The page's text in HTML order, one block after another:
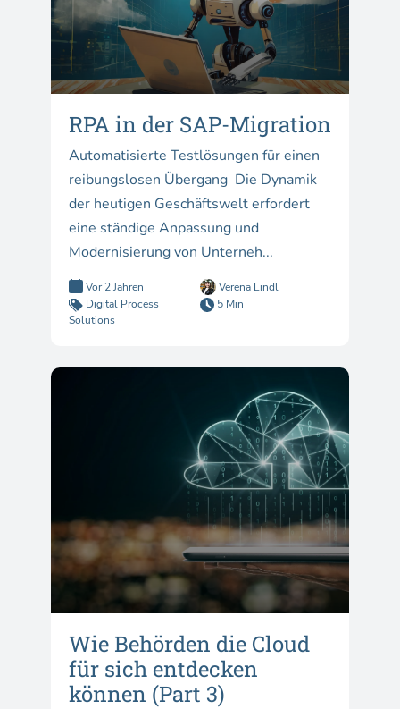
RPA in der SAP-Migration
Automatisierte Testlösungen für einen
reibungslosen Übergang Die Dynamik
der heutigen Geschäftswelt erfordert
eine ständige Anpassung und
Modernisierung von Unterneh...
Vor 2 Jahren
Verena Lindl
Digital Process
Solutions
5 Min
Wie Behörden die Cloud
für sich entdecken
können (Part 3)